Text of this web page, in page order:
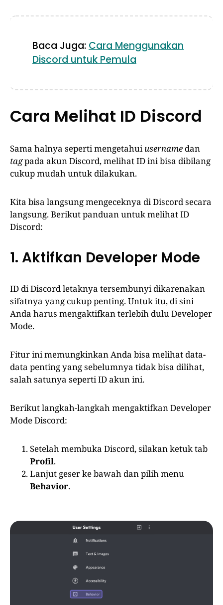
Baca Juga: Cara Menggunakan
Discord untuk Pemula
Cara Melihat ID Discord
Sama halnya seperti mengetahuiusername dan
tagpada akun Discord, melihat ID ini bisa dibilang
cukup mudah untuk dilakukan.
Kita bisa langsung mengeceknya di Discord secara
langsung. Berikut panduan untuk melihat ID
Discord:
1. Aktifkan Developer Mode
ID di Discord letaknya tersembunyi dikarenakan
sifatnya yang cukup penting. Untuk itu, di sini
Anda harus mengaktifkan terlebih dulu Developer
Mode.
Fitur ini memungkinkan Anda bisa melihat data-
data penting yang sebelumnya tidak bisa dilihat,
salah satunya seperti ID akun ini.
Berikut langkah-langkah mengaktifkan Developer
Mode Discord:
Setelah membuka Discord, silakan ketuk tab
Profil.
Lanjut geser ke bawah dan pilih menu
Behavior.